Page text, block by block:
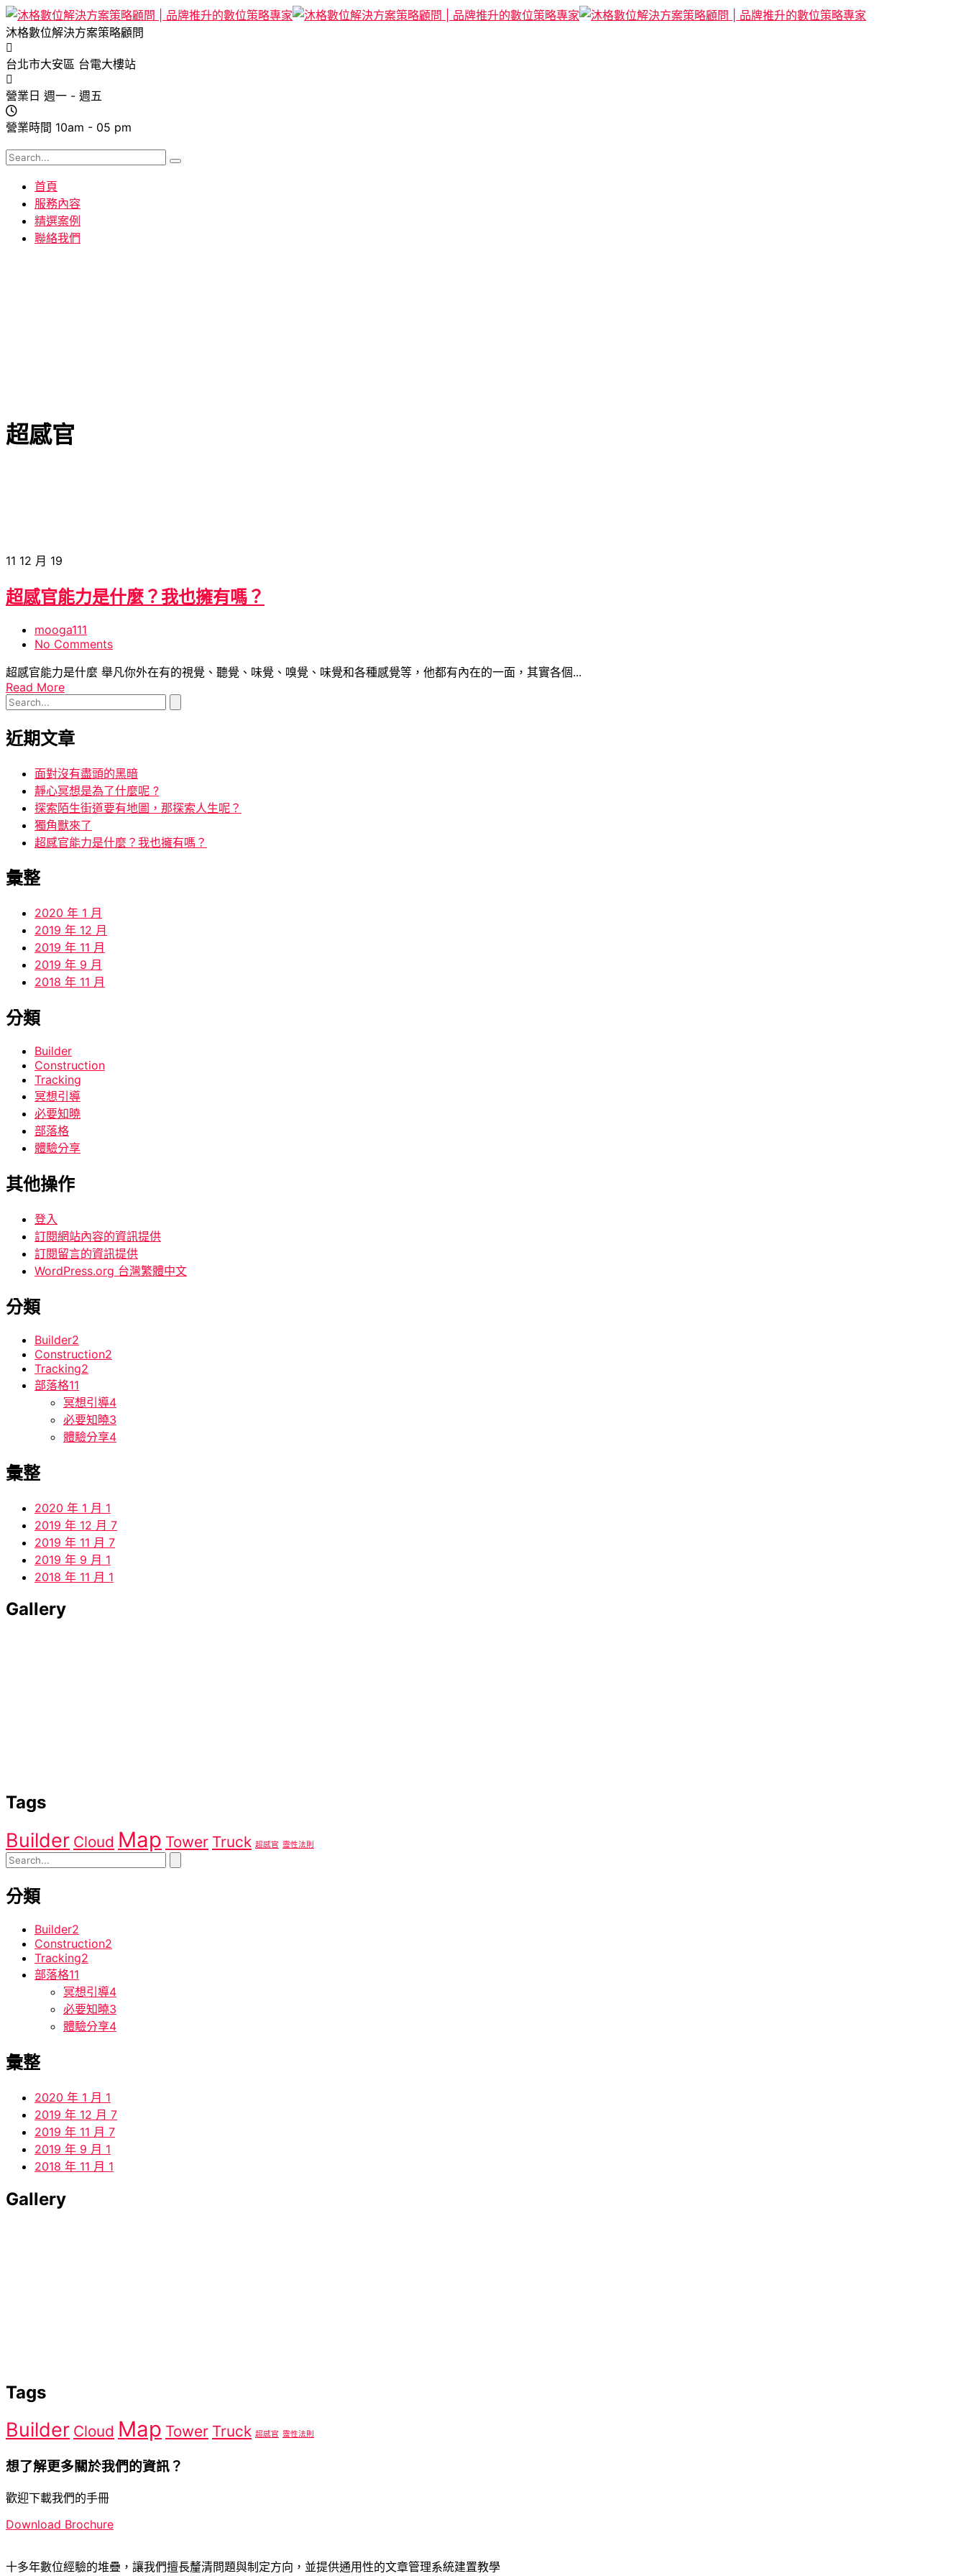
沐格數位解決方案策略顧問
台北市大安區 台電大樓站
營業日 週一 - 週五
營業時間 10am - 05 pm
首頁
服務內容
精選案例
聯絡我們
超感官
11 12 月 19
超感官能力是什麼？我也擁有嗎？
mooga111
No Comments
超感官能力是什麼 舉凡你外在有的視覺、聽覺、味覺、嗅覺、味覺和各種感覺等，他都有內在的一面，其實各個...
Read More
近期文章
面對沒有盡頭的黑暗
靜心冥想是為了什麼呢 ?
探索陌生街道要有地圖，那探索人生呢？
獨角獸來了
超感官能力是什麼？我也擁有嗎？
彙整
2020 年 1 月
2019 年 12 月
2019 年 11 月
2019 年 9 月
2018 年 11 月
分類
Builder
Construction
Tracking
冥想引導
必要知曉
部落格
體驗分享
其他操作
登入
訂閱網站內容的資訊提供
訂閱留言的資訊提供
WordPress.org 台灣繁體中文
分類
Builder2
Construction2
Tracking2
部落格11
冥想引導4
必要知曉3
體驗分享4
彙整
2020 年 1 月 1
2019 年 12 月 7
2019 年 11 月 7
2019 年 9 月 1
2018 年 11 月 1
Gallery
Tags
Builder Cloud Map Tower Truck 超感官 靈性法則
分類
Builder2
Construction2
Tracking2
部落格11
冥想引導4
必要知曉3
體驗分享4
彙整
2020 年 1 月 1
2019 年 12 月 7
2019 年 11 月 7
2019 年 9 月 1
2018 年 11 月 1
Gallery
Tags
Builder Cloud Map Tower Truck 超感官 靈性法則
想了解更多關於我們的資訊？
歡迎下載我們的手冊
Download Brochure
十多年數位經驗的堆疊，讓我們擅長釐清問題與制定方向，並提供通用性的文章管理系統建置教學